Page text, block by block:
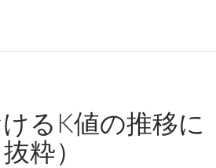
けるK値の推移に
粋）